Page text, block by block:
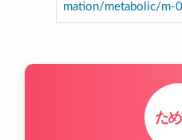
mation/metabolic/m-